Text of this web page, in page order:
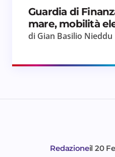
Guardia di
mare, mobilità
di Gian Basilio Nieddu
Redazioneil 20